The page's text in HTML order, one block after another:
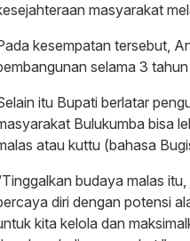
masyarakat
kesempatan tersebut,
selama 3 tahun
itu Bupati berlatar
Bulukumba bisa
atau kuttu (bahasa
budaya malas
diri dengan potensi
kita kelola dan